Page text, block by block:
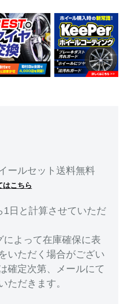
ールセット送料無料
はこちら
1日と計算させていただ
によって在庫確保に表
いただく場合がござい
確定次第、メールにて
ただきます。